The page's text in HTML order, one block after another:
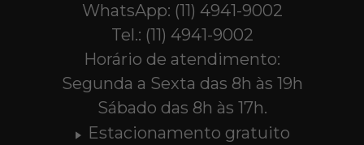
WhatsApp: (11) 4941-9002
Tel.: (11) 4941-9002
Horário de atendimento:
Segunda a Sexta das 8h às 19h
Sábado das 8h às 17h.
Estacionamento gratuito